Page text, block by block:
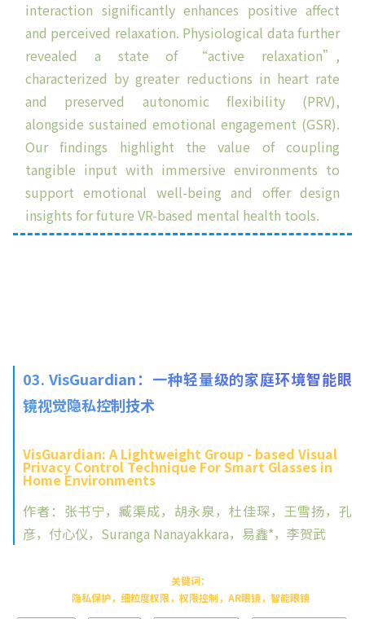
interaction significantly enhances positive affect
and perceived relaxation. Physiological data further
revealed a state of “active relaxation”,
characterized by greater reductions in heart rate
and preserved autonomic flexibility (PRV),
alongside sustained emotional engagement (GSR).
Our findings highlight the value of coupling
tangible input with immersive environments to
support emotional well-being and offer design
insights for future VR-based mental health tools.
03. VisGuardian：一种轻量级的家庭环境智能眼
镜视觉隐私控制技术
VisGuardian: A Lightweight Group - based Visual
Privacy Control Technique For Smart Glasses in
Home Environments
作者：张书宁，臧渠成，胡永泉，杜佳琛，王雪扬，孔
彦，付心仪，Suranga Nanayakkara，易鑫*，李贺武
关键词：
隐私保护，细粒度权限，权限控制，AR眼镜，智能眼镜